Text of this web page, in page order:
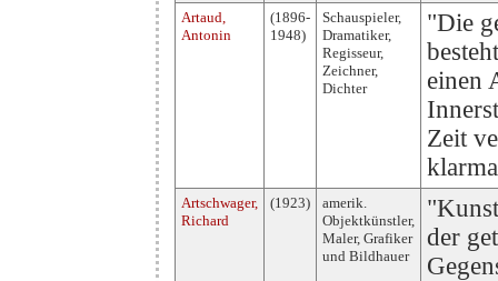
Artaud,
Antonin
(1896-
1948)
Schauspieler,
Dramatiker,
Regisseur,
Zeichner,
Dichter
"Die
einen
Zeit
Artschwager,
Richard
(1923)
amerik.
Objektkünstler,
Maler, Grafiker
und Bildhauer
der